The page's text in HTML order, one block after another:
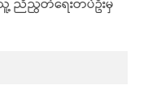
သူ့ ညီညွတ်ရေးတပ်ဦးမှ